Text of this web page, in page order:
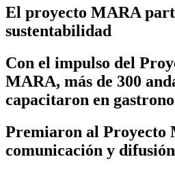
El proyecto MARA
sustentabilidad
Con el impulso del
MARA, más de 300
capacitaron en
Premiaron al Proyecto
comunicación y difusión